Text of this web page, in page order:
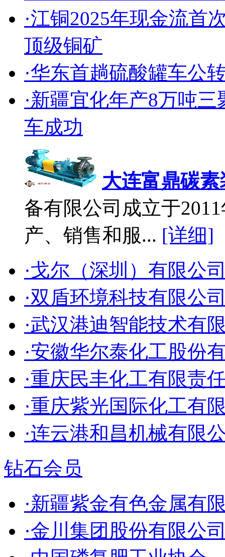
·江铜2025年现金流首
顶级铜矿
·华东首趟硫酸罐车公
·新疆宜化年产8万吨
车成功
大连富鼎碳
备有限公司成立于
产、销售和服... [详细]
·戈尔（深圳）有限公
·双盾环境科技有限公
·武汉港迪智能技术有
·安徽华尔泰化工股份
·重庆民丰化工有限责
·重庆紫光国际化工有
·连云港和昌机械有限
钻石会员
·新疆紫金有色金属有
·金川集团股份有限公